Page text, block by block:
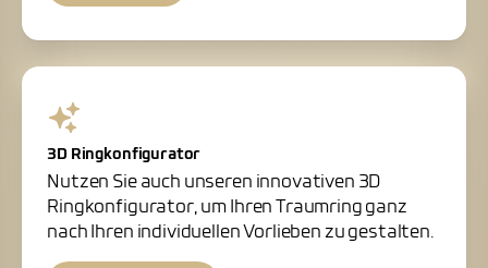
3D Ringkonfigurator
Nutzen Sie auch unseren innovativen 3D
Ringkonfigurator, um Ihren Traumring ganz
nach Ihren individuellen Vorlieben zu gestalten.